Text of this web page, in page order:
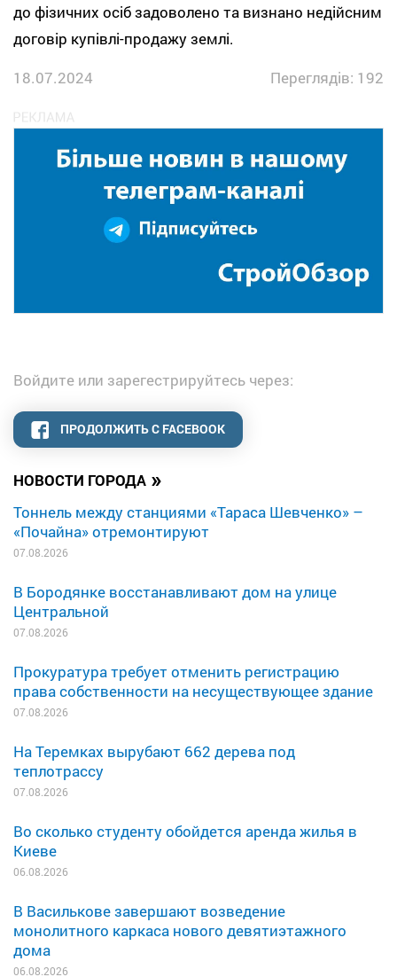
НОВОСТИ ГОРОДА »
Тоннель между станциями «Тараса Шевченко» –
«Почайна» отремонтируют
07.08.2026
В Бородянке восстанавливают дом на улице
Центральной
07.08.2026
Прокуратура требует отменить регистрацию
права собственности на несуществующее здание
07.08.2026
На Теремках вырубают 662 дерева под
теплотрассу
07.08.2026
Во сколько студенту обойдется аренда жилья в
Киеве
06.08.2026
В Василькове завершают возведение
монолитного каркаса нового девятиэтажного
дома
06.08.2026
до фізичних осіб задоволено та визнано недійсним
договір купівлі-продажу землі.
18.07.2024
Переглядів: 192
Войдите или зарегестрируйтесь через:
ПРОДОЛЖИТЬ С FACEBOOK